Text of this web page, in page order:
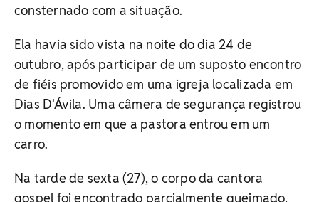
consternado com a situação.
Ela havia sido vista na noite do dia 24 de
outubro, após participar de um suposto encontro
de fiéis promovido em uma igreja localizada em
Dias D'Ávila. Uma câmera de segurança registrou
o momento em que a pastora entrou em um
carro.
Na tarde de sexta (27), o corpo da cantora
gospel foi encontrado parcialmente queimado,